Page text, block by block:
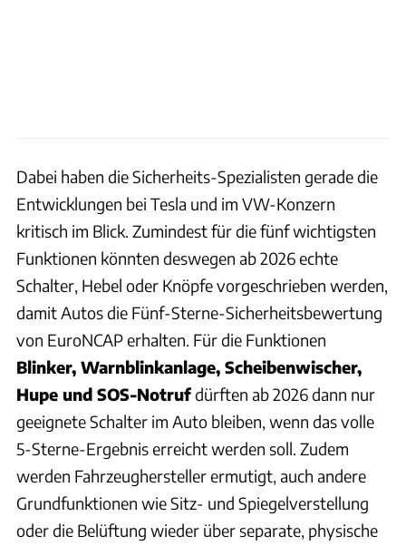
Dabei haben die Sicherheits-Spezialisten gerade die
Entwicklungen bei Tesla und im VW-Konzern
kritisch im Blick. Zumindest für die fünf wichtigsten
Funktionen könnten deswegen ab 2026 echte
Schalter, Hebel oder Knöpfe vorgeschrieben werden,
damit Autos die Fünf-Sterne-Sicherheitsbewertung
von EuroNCAP erhalten. Für die Funktionen
Blinker, Warnblinkanlage, Scheibenwischer,
Hupe und SOS-Notrufdürften ab 2026 dann nur
geeignete Schalter im Auto bleiben, wenn das volle
5-Sterne-Ergebnis erreicht werden soll. Zudem
werden Fahrzeughersteller ermutigt, auch andere
Grundfunktionen wie Sitz- und Spiegelverstellung
oder die Belüftung wieder über separate, physische